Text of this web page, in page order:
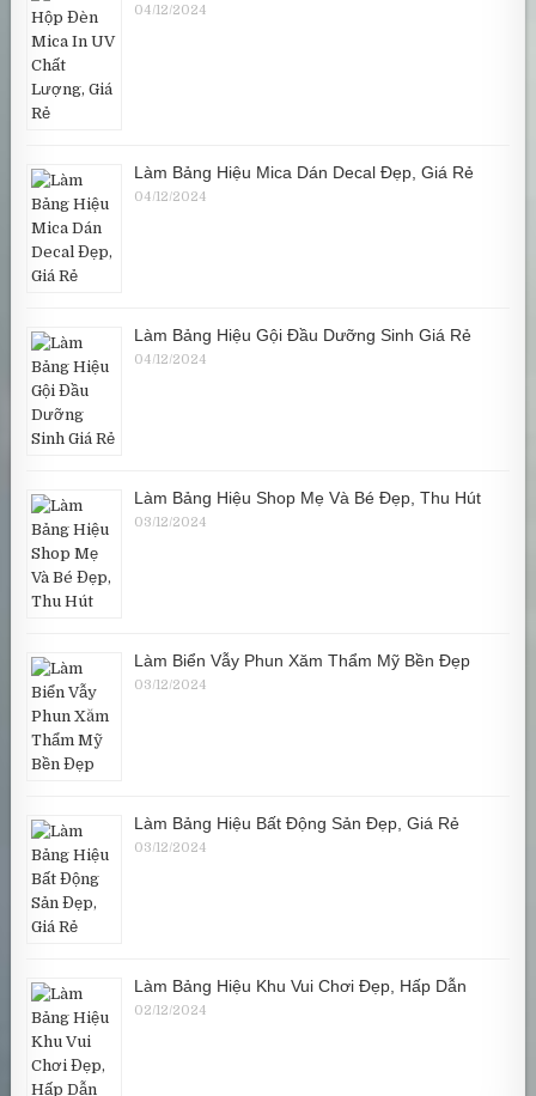
04/12/2024
Làm Bảng Hiệu Mica Dán Decal Đẹp, Giá Rẻ
04/12/2024
Làm Bảng Hiệu Gội Đầu Dưỡng Sinh Giá Rẻ
04/12/2024
Làm Bảng Hiệu Shop Mẹ Và Bé Đẹp, Thu Hút
03/12/2024
Làm Biển Vẫy Phun Xăm Thẩm Mỹ Bền Đẹp
03/12/2024
Làm Bảng Hiệu Bất Động Sản Đẹp, Giá Rẻ
03/12/2024
Làm Bảng Hiệu Khu Vui Chơi Đẹp, Hấp Dẫn
02/12/2024